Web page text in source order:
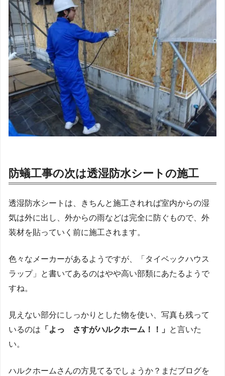
防蟻工事の次は透湿防水シートの施工
透湿防水シートは、きちんと施工されれば室内からの湿
気は外に出し、外からの雨などは完全に防ぐもので、外
装材を貼っていく前に施工されます。
色々なメーカーがあるようですが、「タイベックハウス
ラップ」と書いてあるのはやや高い部類にあたるようで
すね。
見えない部分にしっかりとした物を使い、写真も残って
いるのは 「よっ さすがハルクホーム！！」 と言いた
い。
ハルクホームさんの方見てるでしょうか？まだブログを